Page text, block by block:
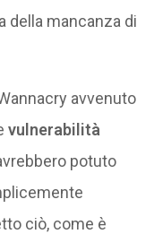
della mancanza di
avvenuto
vulnerabilità
potuto
ciò, come è